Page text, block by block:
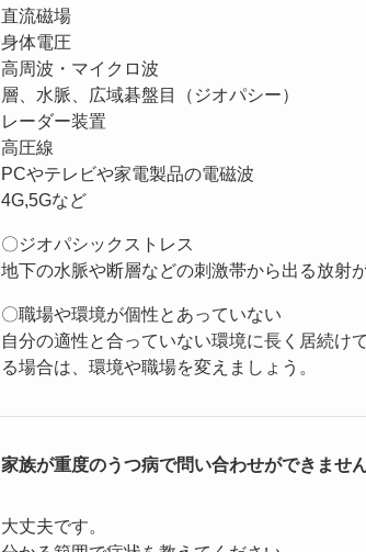
直流磁場
身体電圧
高周波・マイクロ波
層、水脈、広域碁盤目（ジオパシー）
レーダー装置
高圧線
PCやテレビや家電製品の電磁波
4G,5Gなど
〇ジオパシックストレス
地下の水脈や断層などの刺激帯から出る放射
〇職場や環境が個性とあっていない
自分の適性と合っていない環境に長く居続け
る場合は、環境や職場を変えましょう。
家族が重度のうつ病で問い合わせができませ
大丈夫です。